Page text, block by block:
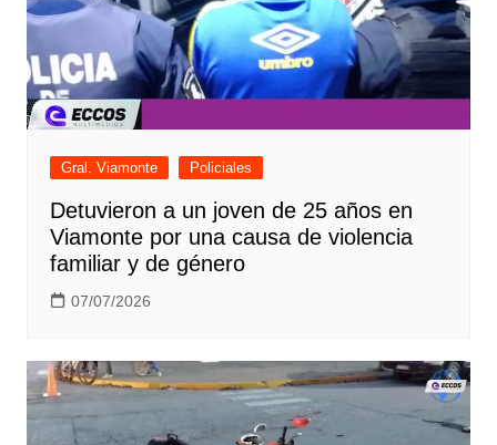
Gral. Viamonte Policiales
Detuvieron a un joven de 25 años en
Viamonte por una causa de violencia
familiar y de género
07/07/2026